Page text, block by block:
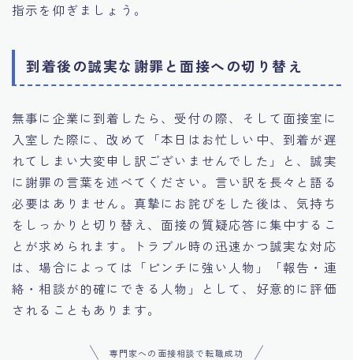
指示を仰ぎましょう。
到着後の誠実な謝罪と面接への切り替え
無事に企業に到着したら、受付の際、そして面接室に
入室した際に、改めて「本日はお忙しい中、到着が遅
れてしまい大変申し訳ございませんでした」と、誠実
に謝罪の言葉を述べてください。言い訳を長々と語る
必要はありません。真摯にお詫びをした後は、気持ち
をしっかりと切り替え、面接の質疑応答に集中するこ
とが求められます。トラブル時の迅速かつ誠実な対応
は、場合によっては「ピンチに強い人物」「報告・連
絡・相談が的確にできる人物」として、好意的に評価
されることもあります。
専門家への面接相談で転職成功